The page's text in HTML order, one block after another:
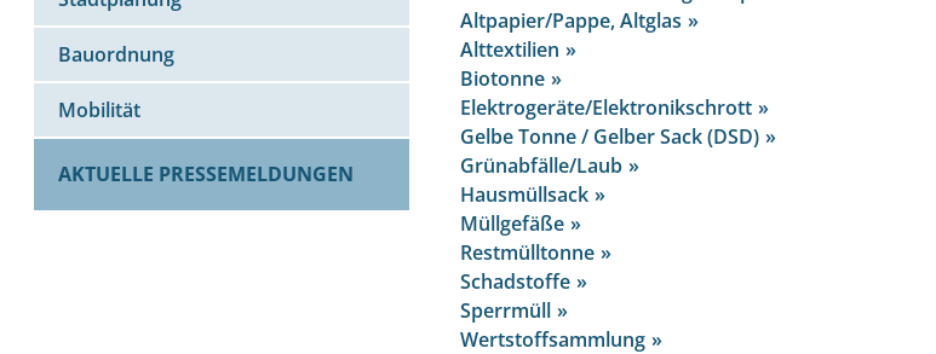
Bauordnung
Mobilität
AKTUELLE PRESSEMELDUNGEN
Altpapier/Pappe, Altglas
Alttextilien
Biotonne
Elektrogeräte/Elektronikschrott
Gelbe Tonne / Gelber Sack (DSD)
Grünabfälle/Laub
Hausmüllsack
Müllgefäße
Restmülltonne
Schadstoffe
Sperrmüll
Wertstoffsammlung